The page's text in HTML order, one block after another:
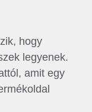
hogy
legyenek.
amit egy